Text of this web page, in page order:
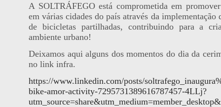
A SOLTRÁFEGO está comprometida em
em várias cidades do país através da implementação
de bicicletas partilhadas, contribuindo para a
ambiente urbano!
Deixamos aqui alguns dos momentos do dia da
no link infra.
https://www.linkedin.com/posts/
bike-amor-activity-7295731389616787457-4LLj?